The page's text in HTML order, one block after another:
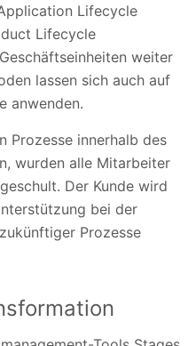
Lifecycle
Lifecycle
weiter
lassen sich auch auf
anwenden.
Prozesse innerhalb des
wurden alle Mitarbeiter
Der Kunde wird
bei der
Prozesse